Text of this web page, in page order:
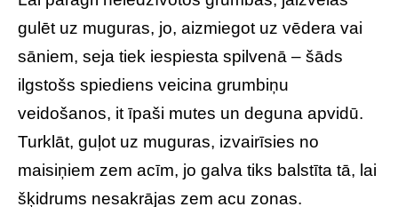
gulēt uz muguras, jo, aizmiegot uz vēdera vai
sāniem, seja tiek iespiesta spilvenā – šāds
ilgstošs spiediens veicina grumbiņu
veidošanos, it īpaši mutes un deguna apvidū.
Turklāt, guļot uz muguras, izvairīsies no
maisiņiem zem acīm, jo galva tiks balstīta tā, lai
šķidrums nesakrājas zem acu zonas.